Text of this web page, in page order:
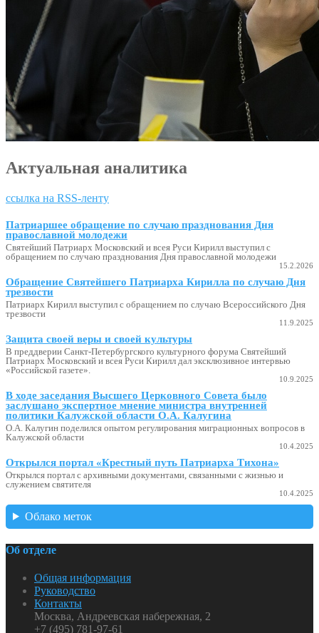
Актуальная аналитика
ссылка на RSS-ленту
Патриаршее обращение по случаю празднования Дня
православной молодежи
Святейший Патриарх Московский и всея Руси Кирилл выступил с
обращением по случаю празднования Дня православной молодежи
15.2.2026
Обращение Святейшего Патриарха Кирилла по случаю Дня
трезвости
Патриарх Кирилл выступил с обращением по случаю Всероссийского Дня
трезвости
11.9.2025
Защита своей веры и своей культуры
В преддверии Санкт-Петербургского культурного форума Святейший
Патриарх Московский и всея Руси Кирилл дал эксклюзивное интервью
«Российской газете».
10.9.2025
В ходе заседания Высшего Церковного Совета было
заслушано экспертное мнение министра внутренней
политики Калужской области О.А. Калугина
О.А. Калугин поделился опытом регулирования миграционных вопросов в
Калужской области
10.4.2025
Открылся портал «Крестный путь Патриарха Тихона»
Открылся портал с архивными документами, связанными с жизнью и
служением святителя
10.4.2025
Облако меток
Об отделе
Общая информация
Руководство
Контакты
Москва, Андреевская набережная, 2
+7 (495) 781-97-61